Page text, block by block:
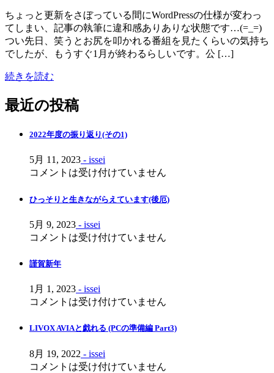
ちょっと更新をさぼっている間にWordPressの仕様が変わっ
てしまい、記事の執筆に違和感ありありな状態です…(=_=)
つい先日、笑うとお尻を叩かれる番組を見たくらいの気持ち
でしたが、もうすぐ1月が終わるらしいです。公 […]
続きを読む
最近の投稿
2022年度の振り返り(その1)
5月 11, 2023 - issei
コメントは受け付けていません
ひっそりと生きながらえています(後厄)
5月 9, 2023 - issei
コメントは受け付けていません
謹賀新年
1月 1, 2023 - issei
コメントは受け付けていません
LIVOX AVIAと戯れる (PCの準備編 Part3)
8月 19, 2022 - issei
コメントは受け付けていません